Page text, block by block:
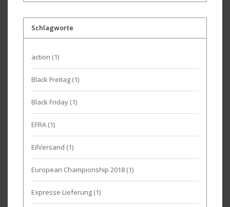
Schlagworte
action (1)
Black Freitag (1)
Black Friday (1)
EFRA (1)
EilVersand (1)
European Championship 2018 (1)
Expresse Lieferung (1)